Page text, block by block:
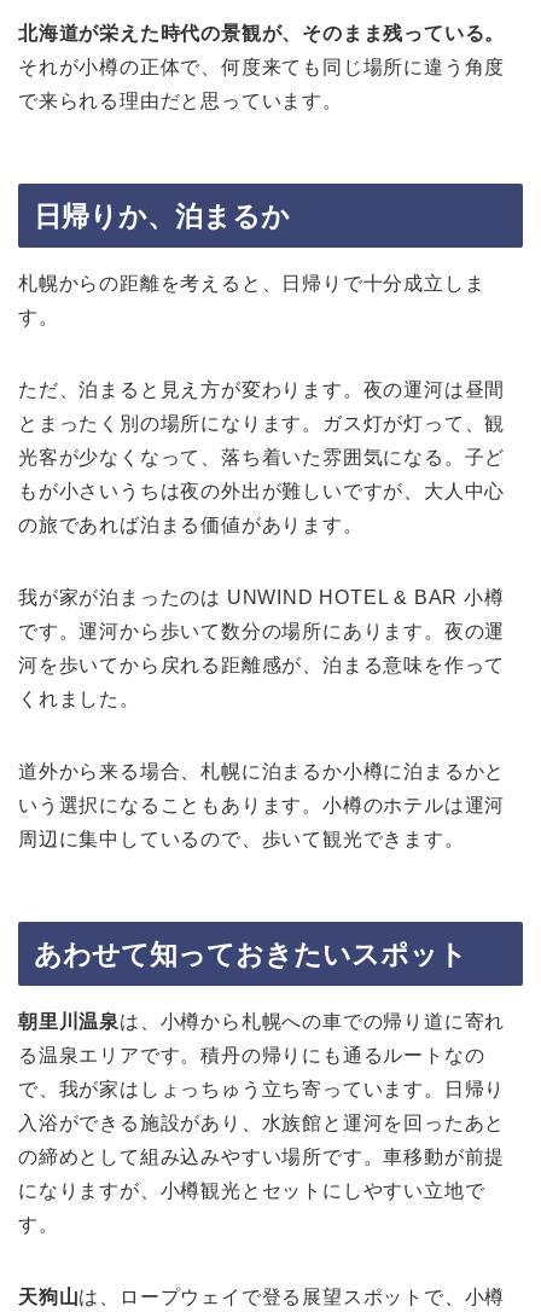
北海道が栄えた時代の景観が、そのまま残っている。
それが小樽の正体で、何度来ても同じ場所に違う角度
で来られる理由だと思っています。
日帰りか、泊まるか
札幌からの距離を考えると、日帰りで十分成立しま
す。
ただ、泊まると見え方が変わります。夜の運河は昼間
とまったく別の場所になります。ガス灯が灯って、観
光客が少なくなって、落ち着いた雰囲気になる。子ど
もが小さいうちは夜の外出が難しいですが、大人中心
の旅であれば泊まる価値があります。
我が家が泊まったのは UNWIND HOTEL & BAR 小樽
です。運河から歩いて数分の場所にあります。夜の運
河を歩いてから戻れる距離感が、泊まる意味を作って
くれました。
道外から来る場合、札幌に泊まるか小樽に泊まるかと
いう選択になることもあります。小樽のホテルは運河
周辺に集中しているので、歩いて観光できます。
あわせて知っておきたいスポット
朝里川温泉は、小樽から札幌への車での帰り道に寄れ
る温泉エリアです。積丹の帰りにも通るルートなの
で、我が家はしょっちゅう立ち寄っています。日帰り
入浴ができる施設があり、水族館と運河を回ったあと
の締めとして組み込みやすい場所です。車移動が前提
になりますが、小樽観光とセットにしやすい立地で
す。
天狗山は、ロープウェイで登る展望スポットで、小樽